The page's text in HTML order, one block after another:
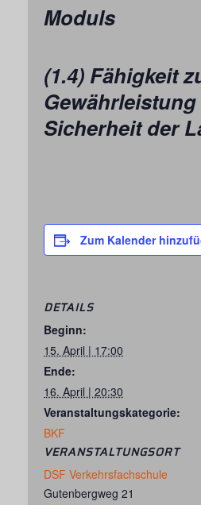
Moduls
(1.4) Fähigkeit
Sicherheit der
Zum Kalender
DETAILS
Beginn:
15. April | 17:00
Ende:
16. April | 20:30
Veranstaltungskategorie:
BKF
VERANSTALTUNGSORT
DSF Verkehrsfachschule
Gutenbergweg 21